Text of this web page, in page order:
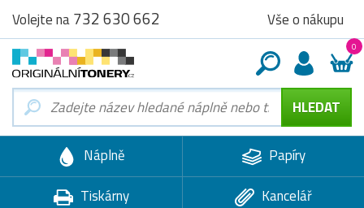
Volejte na732 630 662 Vše o nákupu
0
Náplně
Papíry
Tiskárny
Kancelář